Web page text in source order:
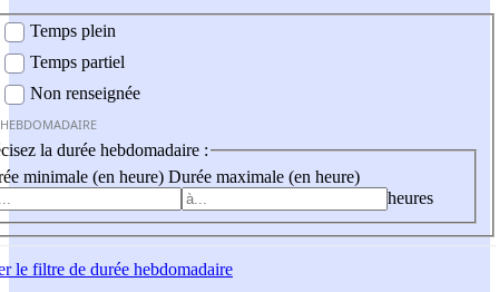
Temps plein
Temps partiel
Non renseignée
la durée hebdomadaire :
minimale (en heure) Durée maximale (en heure)
heures
le filtre de durée hebdomadaire